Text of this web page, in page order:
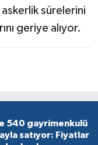
sürelerini
geriye alıyor.
540 gayrimenkulü
satıyor: Fiyatlar